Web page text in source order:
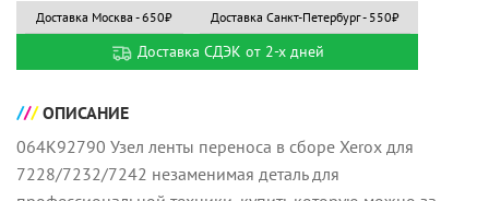
Доставка Москва - 650₽ Доставка Санкт-Петербург - 550₽
Доставка СДЭК от 2-х дней
ОПИСАНИЕ
064K92790 Узел ленты переноса в сборе Xerox для
7228/7232/7242 незаменимая деталь для